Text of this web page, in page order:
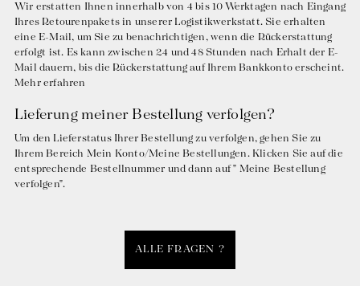
Wir erstatten Ihnen innerhalb von 4 bis 10 Werktagen nach Eingang
Ihres Retourenpakets in unserer Logistikwerkstatt. Sie erhalten
eine E-Mail, um Sie zu benachrichtigen, wenn die Rückerstattung
erfolgt ist. Es kann zwischen 24 und 48 Stunden nach Erhalt der E-
Mail dauern, bis die Rückerstattung auf Ihrem Bankkonto erscheint.
Mehr erfahren
Lieferung meiner Bestellung verfolgen?
Um den Lieferstatus Ihrer Bestellung zu verfolgen, gehen Sie zu
Ihrem Bereich Mein Konto/Meine Bestellungen. Klicken Sie auf die
entsprechende Bestellnummer und dann auf " Meine Bestellung
verfolgen".
ALLE FRAGEN ?